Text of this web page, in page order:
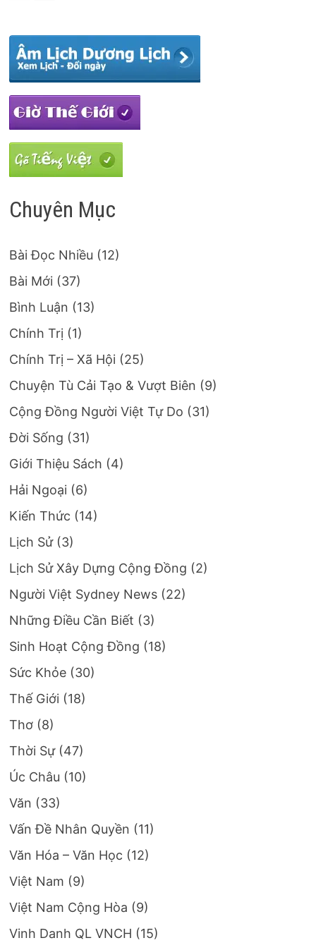
Chuyên Mục
Bài Đọc Nhiều (12)
Bài Mới (37)
Bình Luận (13)
Chính Trị (1)
Chính Trị – Xã Hội (25)
Chuyện Tù Cải Tạo & Vượt Biên (9)
Cộng Đồng Người Việt Tự Do (31)
Đời Sống (31)
Giới Thiệu Sách (4)
Hải Ngoại (6)
Kiến Thức (14)
Lịch Sử(3)
Lịch Sử Xây Dựng Cộng Đồng (2)
Người Việt Sydney News (22)
Những Điều Cần Biết (3)
Sinh Hoạt Cộng Đồng (18)
Sức Khỏe (30)
Thế Giới (18)
Thơ (8)
Thời Sự(47)
Úc Châu (10)
Văn (33)
Vấn Đề Nhân Quyền (11)
Văn Hóa – Văn Học (12)
Việt Nam (9)
Việt Nam Cộng Hòa (9)
Vinh Danh QL VNCH (15)